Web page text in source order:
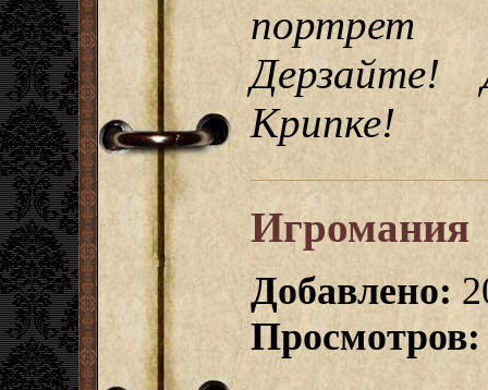
портрет
Крипке!
Игромания
Добавлено:
Просмотров: